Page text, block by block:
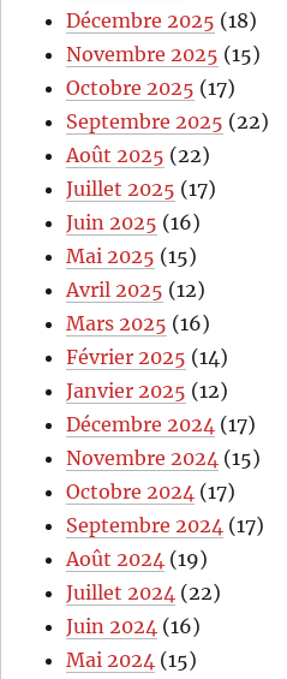
Décembre 2025 (18)
Novembre 2025 (15)
Octobre 2025 (17)
Septembre 2025 (22)
Août 2025 (22)
Juillet 2025 (17)
Juin 2025 (16)
Mai 2025 (15)
Avril 2025 (12)
Mars 2025 (16)
Février 2025 (14)
Janvier 2025 (12)
Décembre 2024 (17)
Novembre 2024 (15)
Octobre 2024 (17)
Septembre 2024 (17)
Août 2024 (19)
Juillet 2024 (22)
Juin 2024 (16)
Mai 2024 (15)